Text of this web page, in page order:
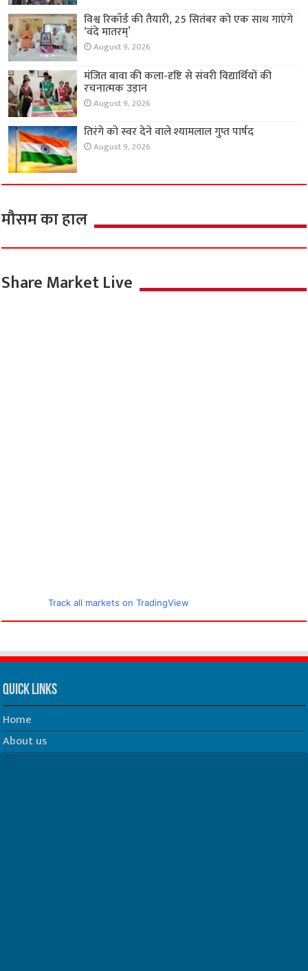
विश्व रिकॉर्ड की तैयारी, 25 सितंबर को एक साथ गाएंगे
‘वंदे मातरम्’
August 9, 2026
मंजित बावा की कला-दृष्टि से संवरी विद्यार्थियों की
रचनात्मक उड़ान
August 9, 2026
तिरंगे को स्वर देने वाले श्यामलाल गुप्त पार्षद
August 9, 2026
मौसम का हाल
Share Market Live
Track all markets on TradingView
Quick Links
Home
About us